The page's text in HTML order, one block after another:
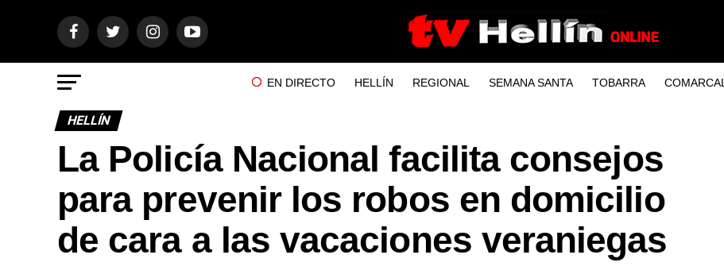
EN DIRECTO HELLÍN REGIONAL SEMANA SANTA TOBARRA COMARCAL
HELLÍN
La Policía Nacional facilita consejos
para prevenir los robos en domicilio
de cara a las vacaciones veraniegas